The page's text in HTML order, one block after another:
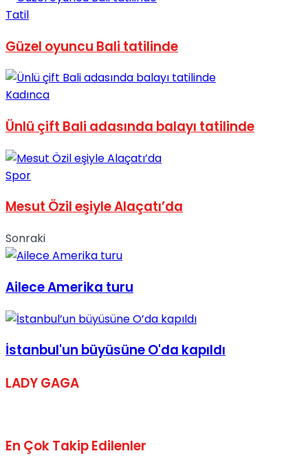
Tatil
Güzel oyuncu Bali tatilinde
Kadınca
Ünlü çift Bali adasında balayı tatilinde
Spor
Mesut Özil eşiyle Alaçatı’da
Sonraki
Ailece Amerika turu
İstanbul'un büyüsüne O'da kapıldı
LADY GAGA
En Çok Takip Edilenler